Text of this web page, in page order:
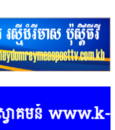
មន៍ www.k-